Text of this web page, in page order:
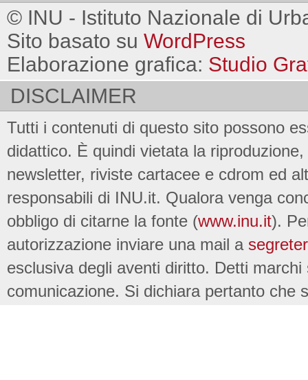
© INU - Istituto Nazionale di
Sito basato su WordPress
Elaborazione grafica: Studio
DISCLAIMER
Tutti i contenuti di questo sito possono
didattico. È quindi vietata la
newsletter, riviste cartacee e cdrom ed
responsabili di INU.it. Qualora venga
obbligo di citarne la fonte (www.inu.it).
autorizzazione inviare una mail a
esclusiva degli aventi diritto. Detti
comunicazione. Si dichiara pertanto che